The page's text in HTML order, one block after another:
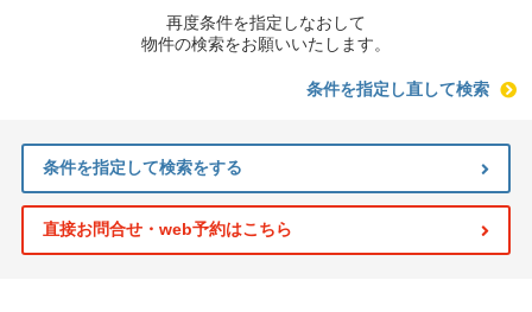
再度条件を指定しなおして
物件の検索をお願いいたします。
条件を指定し直して検索
条件を指定して検索をする
直接お問合せ・web予約はこちら